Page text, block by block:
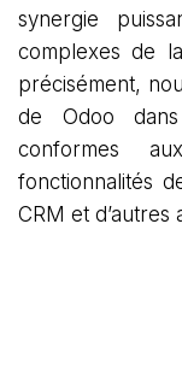
synergie
complexes de
précisément,
de Odoo
conformes
fonctionnalités
CRM et